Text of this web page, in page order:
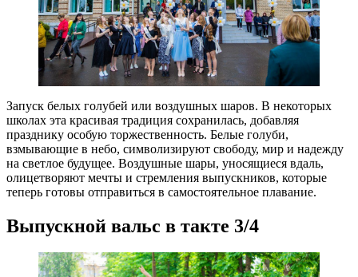
Запуск белых голубей или воздушных шаров. В некоторых
школах эта красивая традиция сохранилась, добавляя
празднику особую торжественность. Белые голуби,
взмывающие в небо, символизируют свободу, мир и надежду
на светлое будущее. Воздушные шары, уносящиеся вдаль,
олицетворяют мечты и стремления выпускников, которые
теперь готовы отправиться в самостоятельное плавание.
Выпускной вальс в такте 3/4